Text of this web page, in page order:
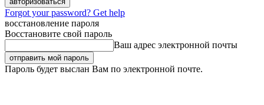
Forgot your password? Get help
восстановление пароля
Восстановите свой пароль
Ваш адрес электронной почты
Пароль будет выслан Вам по электронной почте.